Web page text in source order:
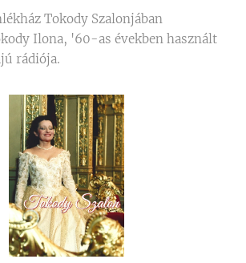
Tokody Szalonjában
Ilona, '60-as években használt
rádiója.